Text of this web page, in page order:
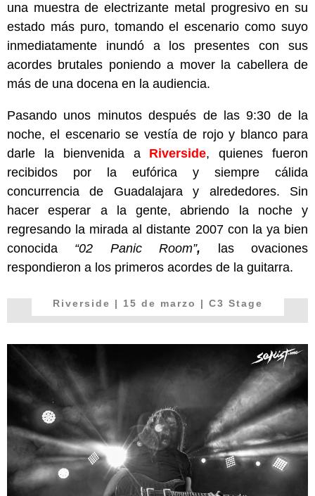
una muestra de electrizante metal progresivo en su
estado más puro, tomando el escenario como suyo
inmediatamente inundó a los presentes con sus
acordes brutales poniendo a mover la cabellera de
más de una docena en la audiencia.
Pasando unos minutos después de las 9:30 de la
noche, el escenario se vestía de rojo y blanco para
darle la bienvenida a Riverside, quienes fueron
recibidos por la eufórica y siempre cálida
concurrencia de Guadalajara y alrededores. Sin
hacer esperar a la gente, abriendo la noche y
regresando la mirada al distante 2007 con la ya bien
conocida “02 Panic Room”,
las ovaciones
respondieron a los primeros acordes de la guitarra.
Riverside | 15 de marzo | C3 Stage